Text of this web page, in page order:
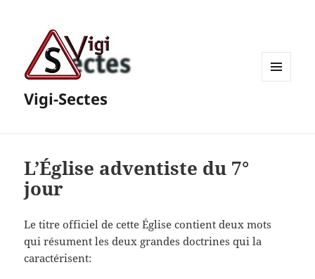
Vigi-Sectes
L’Église adventiste du 7°
jour
Le titre officiel de cette Église contient deux mots
qui résument les deux grandes doctrines qui la
caractérisent: